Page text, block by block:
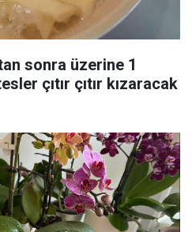
sonra üzerine 1
çıtır çıtır kızaracak